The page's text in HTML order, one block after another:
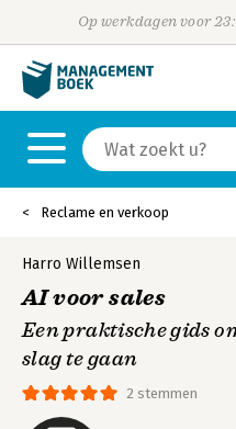
Op werkdagen voor
Reclame en verkoop
2 stemmen
Harro Willemsen
AI voor sales
Een praktische gids
slag te gaan